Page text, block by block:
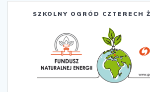
SZKOLNY OGRÓD CZTERECH